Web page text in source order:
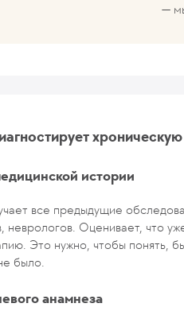
—
истории
все предыдущие
неврологов. Оценивает, что
Это нужно, чтобы понять,
было.
анамнеза